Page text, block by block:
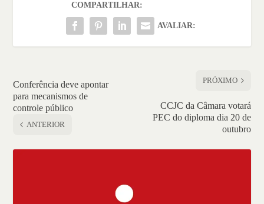
COMPARTILHAR:
AVALIAR:
Conferência deve apontar
para mecanismos de
controle público
ANTERIOR
PRÓXIMO
CCJC da Câmara votará
PEC do diploma dia 20 de
outubro